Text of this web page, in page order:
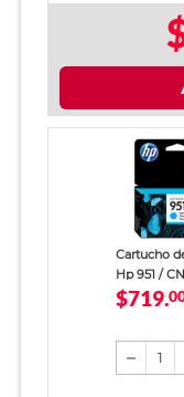
Cartucho
Hp 951 /
Cyan / 700
$719.
1